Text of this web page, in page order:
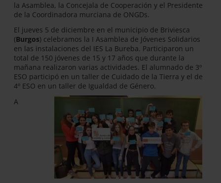
la Asamblea, la Concejala de Cooperación y el Presidente
de la Coordinadora murciana de ONGDs.
El jueves 5 de diciembre en el municipio de Briviesca
(Burgos) celebramos la I Asamblea de Jóvenes Solidarios
en las instalaciones del IES La Bureba. Participaron un
total de 150 jóvenes de 15 y 17 años que durante la
mañana realizaron varias actividades. El alumnado de 3º
ESO participó en un taller de Cuidado de la Tierra y el de
4º ESO en un taller de Igualdad de Género.
A